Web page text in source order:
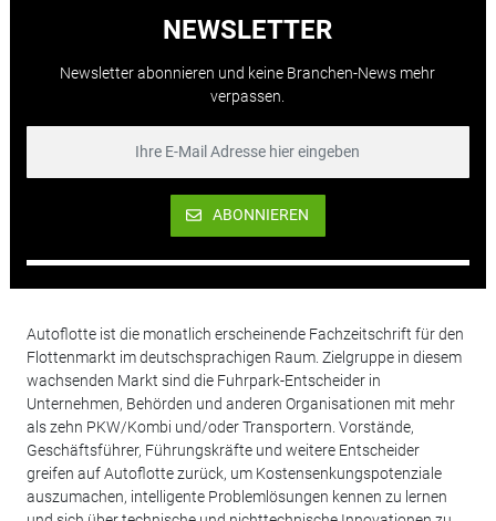
NEWSLETTER
Newsletter abonnieren und keine Branchen-News mehr
verpassen.
ABONNIEREN
Autoflotte ist die monatlich erscheinende Fachzeitschrift für den
Flottenmarkt im deutschsprachigen Raum. Zielgruppe in diesem
wachsenden Markt sind die Fuhrpark-Entscheider in
Unternehmen, Behörden und anderen Organisationen mit mehr
als zehn PKW/Kombi und/oder Transportern. Vorstände,
Geschäftsführer, Führungskräfte und weitere Entscheider
greifen auf Autoflotte zurück, um Kostensenkungspotenziale
auszumachen, intelligente Problemlösungen kennen zu lernen